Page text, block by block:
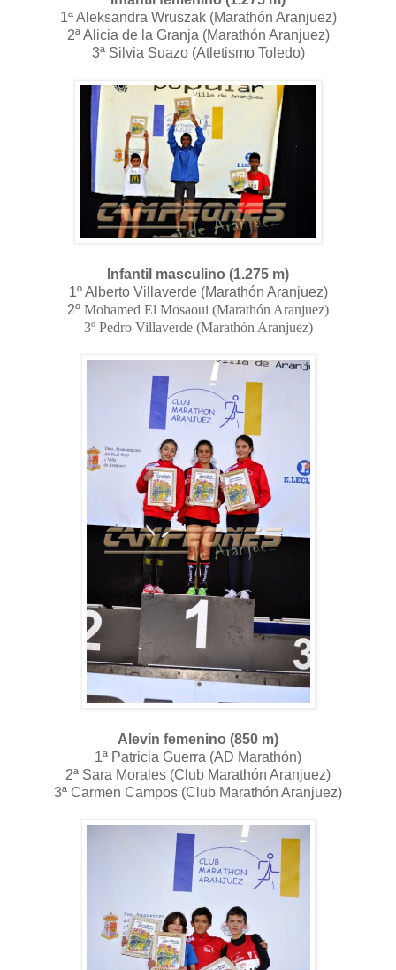
1ª Aleksandra Wruszak (Marathón Aranjuez)
2ª Alicia de la Granja (Marathón Aranjuez)
3ª Silvia Suazo (Atletismo Toledo)
Infantil masculino (1.275 m)
1º Alberto Villaverde (Marathón Aranjuez)
2º Mohamed El Mosaoui (Marathón Aranjuez)
3º Pedro Villaverde (Marathón Aranjuez)
Alevín femenino (850 m)
1ª Patricia Guerra (AD Marathón)
2ª Sara Morales (Club Marathón Aranjuez)
3ª Carmen Campos (Club Marathón Aranjuez)